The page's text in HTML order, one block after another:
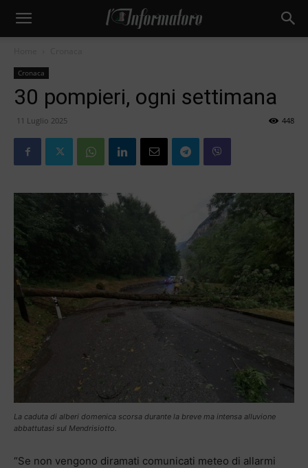
Cronaca
30 pompieri, ogni settimana
11 Luglio 2025 448
La caduta di alberi domenica scorsa durante la breve ma intensa alluvione
abbattutasi sul Mendrisiotto.
“Se non vengono diramati comunicati meteo di allarmi